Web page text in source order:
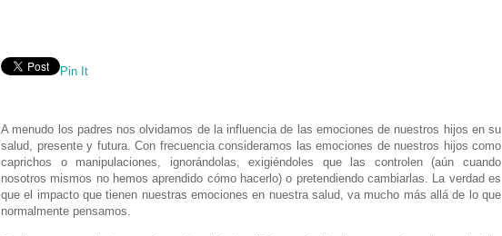
Pin It
A menudo los padres nos olvidamos de la influencia de las emociones de nuestros hijos en su
salud, presente y futura. Con frecuencia consideramos las emociones de nuestros hijos como
caprichos o manipulaciones, ignorándolas, exigiéndoles que las controlen (aún cuando
nosotros mismos no hemos aprendido cómo hacerlo) o pretendiendo cambiarlas. La verdad es
que el impacto que tienen nuestras emociones en nuestra salud, va mucho más allá de lo que
normalmente pensamos.